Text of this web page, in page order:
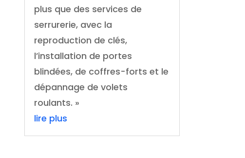
plus que des services de
serrurerie, avec la
reproduction de clés,
l’installation de portes
blindées, de coffres-forts et le
dépannage de volets
roulants. »
lire plus